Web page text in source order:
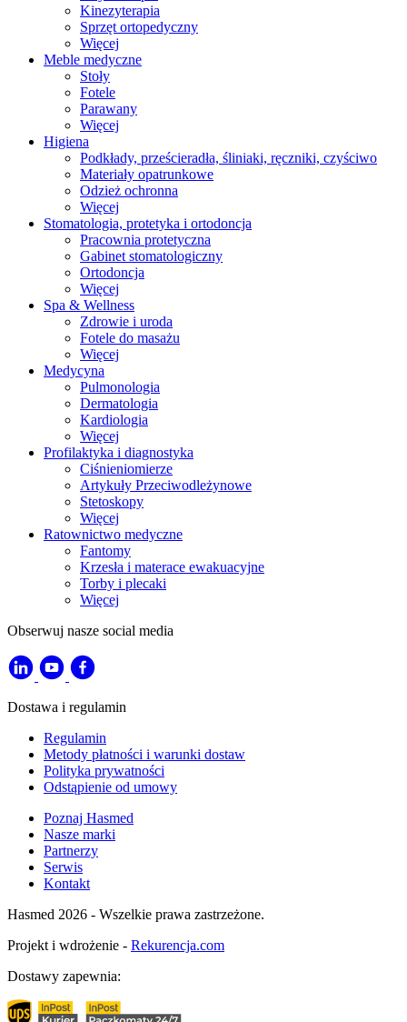
Kinezyterapia
Sprzęt ortopedyczny
Więcej
Meble medyczne
Stoły
Fotele
Parawany
Więcej
Higiena
Podkłady, prześcieradła, śliniaki, ręczniki, czyściwo
Materiały opatrunkowe
Odzież ochronna
Więcej
Stomatologia, protetyka i ortodoncja
Pracownia protetyczna
Gabinet stomatologiczny
Ortodoncja
Więcej
Spa & Wellness
Zdrowie i uroda
Fotele do masażu
Więcej
Medycyna
Pulmonologia
Dermatologia
Kardiologia
Więcej
Profilaktyka i diagnostyka
Ciśnieniomierze
Artykuły Przeciwodleżynowe
Stetoskopy
Więcej
Ratownictwo medyczne
Fantomy
Krzesła i materace ewakuacyjne
Torby i plecaki
Więcej
Obserwuj nasze social media
Dostawa i regulamin
Regulamin
Metody płatności i warunki dostaw
Polityka prywatności
Odstąpienie od umowy
Poznaj Hasmed
Nasze marki
Partnerzy
Serwis
Kontakt
Hasmed 2026 - Wszelkie prawa zastrzeżone.
Projekt i wdrożenie - Rekurencja.com
Dostawy zapewnia: